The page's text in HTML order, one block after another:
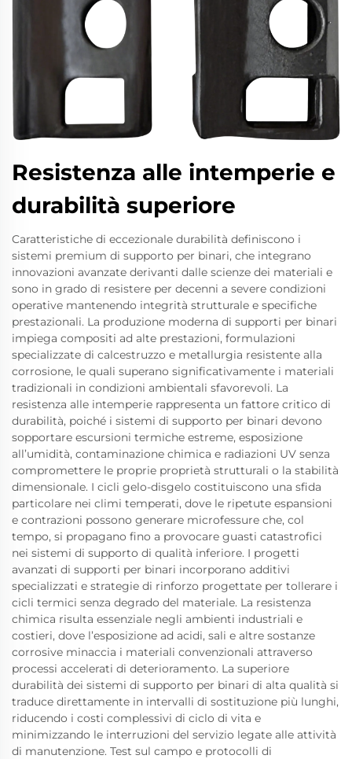
Resistenza alle intemperie e
durabilità superiore
Caratteristiche di eccezionale durabilità definiscono i
sistemi premium di supporto per binari, che integrano
innovazioni avanzate derivanti dalle scienze dei materiali e
sono in grado di resistere per decenni a severe condizioni
operative mantenendo integrità strutturale e specifiche
prestazionali. La produzione moderna di supporti per binari
impiega compositi ad alte prestazioni, formulazioni
specializzate di calcestruzzo e metallurgia resistente alla
corrosione, le quali superano significativamente i materiali
tradizionali in condizioni ambientali sfavorevoli. La
resistenza alle intemperie rappresenta un fattore critico di
durabilità, poiché i sistemi di supporto per binari devono
sopportare escursioni termiche estreme, esposizione
all’umidità, contaminazione chimica e radiazioni UV senza
compromettere le proprie proprietà strutturali o la stabilità
dimensionale. I cicli gelo-disgelo costituiscono una sfida
particolare nei climi temperati, dove le ripetute espansioni
e contrazioni possono generare microfessure che, col
tempo, si propagano fino a provocare guasti catastrofici
nei sistemi di supporto di qualità inferiore. I progetti
avanzati di supporti per binari incorporano additivi
specializzati e strategie di rinforzo progettate per tollerare i
cicli termici senza degrado del materiale. La resistenza
chimica risulta essenziale negli ambienti industriali e
costieri, dove l’esposizione ad acidi, sali e altre sostanze
corrosive minaccia i materiali convenzionali attraverso
processi accelerati di deterioramento. La superiore
durabilità dei sistemi di supporto per binari di alta qualità si
traduce direttamente in intervalli di sostituzione più lunghi,
riducendo i costi complessivi di ciclo di vita e
minimizzando le interruzioni del servizio legate alle attività
di manutenzione. Test sul campo e protocolli di